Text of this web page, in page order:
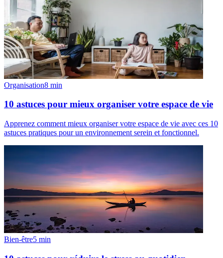
Organisation8 min
10 astuces pour mieux organiser votre espace de vie
Apprenez comment mieux organiser votre espace de vie avec ces 10
astuces pratiques pour un environnement serein et fonctionnel.
Bien-être5 min